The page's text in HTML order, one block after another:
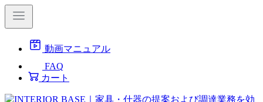
動画マニュアル
FAQ
カート